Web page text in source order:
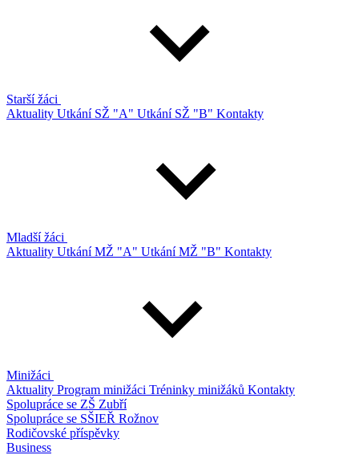
Starší žáci
Aktuality Utkání SŽ "A" Utkání SŽ "B" Kontakty
Mladší žáci
Aktuality Utkání MŽ "A" Utkání MŽ "B" Kontakty
Minižáci
Aktuality Program minižáci Tréninky minižáků Kontakty
Spolupráce se ZŠ Zubří
Spolupráce se SŠIEŘ Rožnov
Rodičovské příspěvky
Business